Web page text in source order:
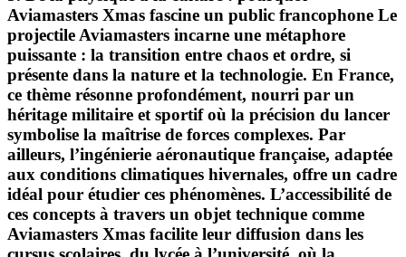
Aviamasters Xmas fascine un public francophone Le
projectile Aviamasters incarne une métaphore
puissante : la transition entre chaos et ordre, si
présente dans la nature et la technologie. En France,
ce thème résonne profondément, nourri par un
héritage militaire et sportif où la précision du lancer
symbolise la maîtrise de forces complexes. Par
ailleurs, l’ingénierie aéronautique française, adaptée
aux conditions climatiques hivernales, offre un cadre
idéal pour étudier ces phénomènes. L’accessibilité de
ces concepts à travers un objet technique comme
Aviamasters Xmas facilite leur diffusion dans les